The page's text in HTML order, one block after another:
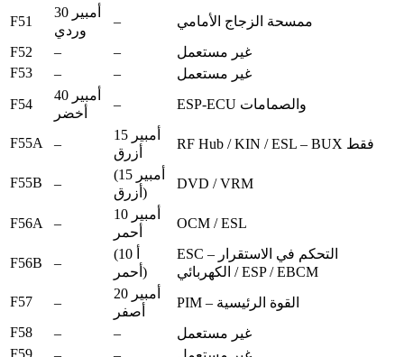
F51
30 أمبير
وردي
–
ممسحة الزجاج الأمامي
F52
– –
غير مستعمل
F53
– –
غير مستعمل
F54
40 أمبير
أخضر
– ESP-ECU والصمامات
F55A –
15 أمبير
أزرق
RF Hub / KIN / ESL – BUX فقط
F55B –
(15 أمبير
أزرق)
DVD / VRM
F56A –
10 أمبير
أحمر
OCM / ESL
F56B –
(10 أ
أحمر)
ESC – التحكم في الاستقرار
الكهربائي / ESP / EBCM
F57
–
20 أمبير
أصفر
PIM – القوة الرئيسية
F58
– –
غير مستعمل